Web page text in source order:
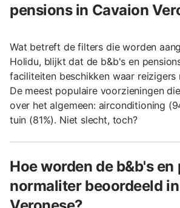
pensions in Cavaion
Wat betreft de filters die worden
Holidu, blijkt dat de b&b's en
faciliteiten beschikken waar reizigers
De meest populaire voorzieningen
over het algemeen: airconditioning
tuin (81%). Niet slecht, toch?
Hoe worden de b&b's en
normaliter beoordeeld